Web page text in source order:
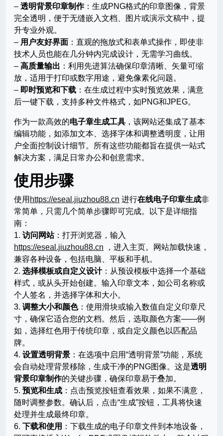
– 透明背景印章制作：生成PNG格式的印章图像，背景
完全透明，便于无缝嵌入文档、图片或演示文稿中，提
升专业外观。
– 用户友好界面 ：直观的拖放式和表单式操作，即使非
技术人员也能在几分钟内完成设计，无需学习曲线。
– 高质量输出 ：利用先进算法确保印章清晰、矢量可缩
放，适用于打印或数字用途，避免像素化问题。
– 即时预览和下载 ：在生成过程中实时预览效果，满意
后一键下载，支持多种文件格式，如PNG和JPEG。
作为一款高效的电子章生成工具 ，该网站还集成了基本
编辑功能，如添加文本、选择字体和调整透明度，让用
户全面控制设计细节。所有这些功能都旨在提供一站式
解决方案，满足日常办公和创意需求。
使用步骤
使用 https://eseal.jiuzhou88.cn 进行在线电子印章生成非
常简单，只需几个简单步骤即可完成。以下是详细指
南：
1. 访问网站：打开浏览器，输入
https://eseal.jiuzhou88.cn ，进入主页。网站加载快速，
兼容各种设备，包括电脑、平板和手机。
2. 选择模板或自定义设计：从预设模板中选择一个基础
样式，或从头开始创建。输入印章文本，如公司名称或
个人签名，并选择字体和大小。
3. 调整大小和颜色：使用滑块或输入数值自定义印章尺
寸，确保它适合您的文档。然后，选取颜色方案——例
如，选择红色用于传统印章，或自定义颜色以匹配品
牌。
4. 设置透明背景 ：在选项中启用“透明背景”功能，系统
会自动处理背景移除，生成干净的PNG图像。这是透明
背景印章制作的关键步骤，确保印章易于叠加。
5. 预览和生成 ：点击预览按钮查看效果，如果不满意，
随时调整参数。确认后，点击“生成”按钮，工具将快速
处理并生成最终印章。
6. 下载和使用 ：下载生成的电子印章文件到本地设备，